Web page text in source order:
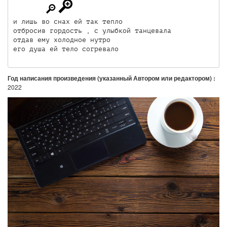
и лишь во снах ей так тепло
отбросив гордость , с улыбкой танцевала
отдав ему холодное нутро
его душа ей тело согревало
Год написания произведения (указанный Автором или редактором) :
2022